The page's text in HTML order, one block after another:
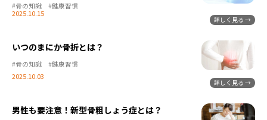
2025.10.15
#骨の知識 #健康習慣
いつのまにか骨折とは？
2025.10.03
#骨の知識 #健康習慣
男性も要注意！新型骨粗しょう症とは？